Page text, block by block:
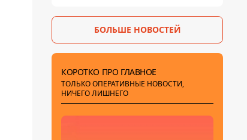
БОЛЬШЕ НОВОСТЕЙ
КОРОТКО ПРО ГЛАВНОЕ
ТОЛЬКО ОПЕРАТИВНЫЕ НОВОСТИ,
НИЧЕГО ЛИШНЕГО